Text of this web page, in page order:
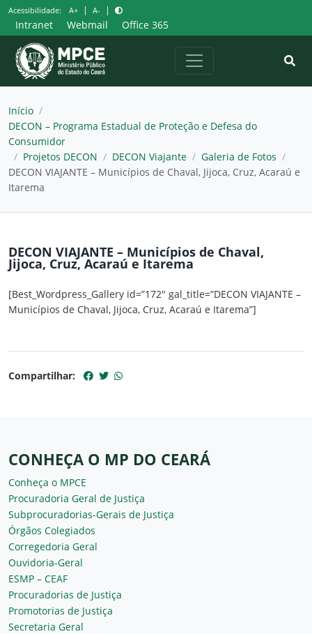
Pular
para
o
conteúdo
Acessibilidade: A+ | A- |
Intranet Webmail Office 365
Início /
DECON – Programa Estadual de Proteção e Defesa do
Consumidor
/ Projetos DECON / DECON Viajante / Galeria de Fotos /
DECON VIAJANTE – Municípios de Chaval, Jijoca, Cruz, Acaraú e
Itarema
DECON VIAJANTE – Municípios de Chaval,
Jijoca, Cruz, Acaraú e Itarema
[Best_Wordpress_Gallery id=”172″ gal_title=”DECON VIAJANTE –
Municípios de Chaval, Jijoca, Cruz, Acaraú e Itarema”]
Compartilhar:
CONHEÇA O MP DO CEARÁ
Conheça o MPCE
Procuradoria Geral de Justiça
Subprocuradorias-Gerais de Justiça
Órgãos Colegiados
Corregedoria Geral
Ouvidoria-Geral
ESMP – CEAF
Procuradorias de Justiça
Promotorias de Justiça
Secretaria Geral